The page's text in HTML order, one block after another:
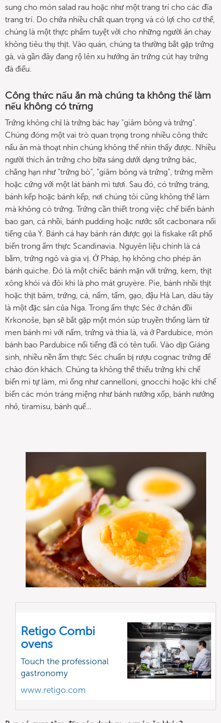
sung cho món salad rau hoặc như một trang trí cho các đĩa
trang trí. Do chứa nhiều chất quan trọng và có lợi cho cơ thể,
chúng là một thực phẩm tuyệt vời cho những người ăn chay
không tiêu thụ thịt. Vào quán, chúng ta thường bắt gặp trứng
gà, và gần đây đang rộ lên xu hướng ăn trứng cút hay trứng
đà điểu.
Công thức nấu ăn mà chúng ta không thể làm
nếu không có trứng
Trứng không chỉ là trứng bác hay "giăm bông và trứng".
Chúng đóng một vai trò quan trọng trong nhiều công thức
nấu ăn mà thoạt nhìn chúng không thể nhìn thấy được. Nhiều
người thích ăn trứng cho bữa sáng dưới dạng trứng bác,
chẳng hạn như "trứng bò", "giăm bông và trứng", trứng mềm
hoặc cứng với một lát bánh mì tươi. Sau đó, có trứng tráng,
bánh kếp hoặc bánh kếp, nơi chúng tôi cũng không thể làm
mà không có trứng. Trứng cần thiết trong việc chế biến bánh
bao gan, cá nhồi, bánh pudding hoặc nước sốt cacbonara nổi
tiếng của Ý. Bánh cá hay bánh rán được gọi là fiskake rất phổ
biến trong ẩm thực Scandinavia. Nguyên liệu chính là cá
bằm, trứng ngô và gia vị. Ở Pháp, họ không cho phép ăn
bánh quiche. Đó là một chiếc bánh mặn với trứng, kem, thịt
xông khói và đôi khi là pho mát gruyère. Pie, bánh nhồi thịt
hoặc thịt băm, trứng, cá, nấm, tấm, gạo, đậu Hà Lan, dâu tây
là một đặc sản của Nga. Trong ẩm thực Séc ở chân đồi
Krkonoše, bạn sẽ bắt gặp một món súp truyền thống làm từ
men bánh mì với nấm, trứng và thìa là, và ở Pardubice, món
bánh bao Pardubice nổi tiếng đã có tên tuổi. Vào dịp Giáng
sinh, nhiều nền ẩm thực Séc chuẩn bị rượu cognac trứng để
chào đón khách. Chúng ta không thể thiếu trứng khi chế
biến mì tự làm, mì ống như cannelloni, gnocchi hoặc khi chế
biến các món tráng miệng như bánh nướng xốp, bánh nướng
nhỏ, tiramisu, bánh quế…
Retigo Combi
ovens
Touch the professional
gastronomy
www.retigo.com